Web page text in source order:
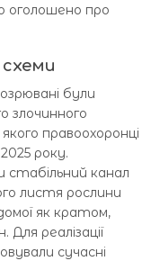
оголошено про
були
правоохоронці
року.
стабільний канал
листя рослини
як кратом,
реалізації
сучасні